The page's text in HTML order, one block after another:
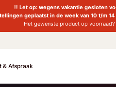
!! Let op: wegens vakantie gesloten
geplaatst in de week van 10 t/m
Het gewenste product op
& Afspraak